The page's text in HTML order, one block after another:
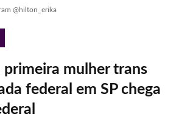
@hilton_erika
primeira mulher trans
federal em SP chega